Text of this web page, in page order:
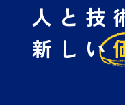
人と技
新しい